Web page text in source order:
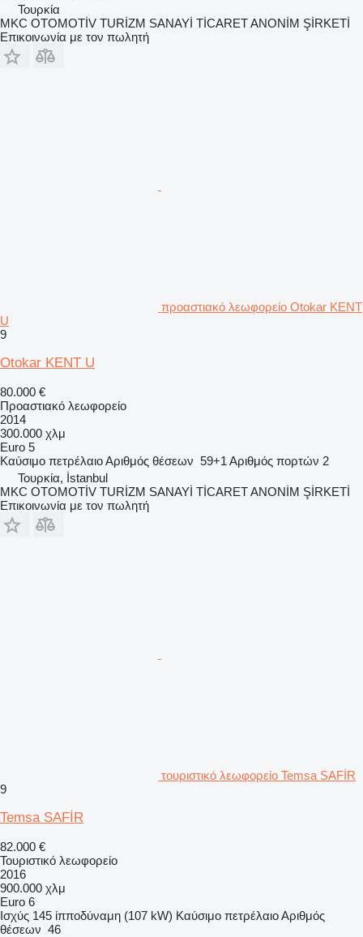
Τουρκία
MKC OTOMOTİV TURİZM SANAYİ TİCARET ANONİM ŞİRKETİ
Επικοινωνία με τον πωλητή
προαστιακό λεωφορείο Otokar KENT
U
9
Otokar KENT U
80.000 €
Προαστιακό λεωφορείο
2014
300.000 χλμ
Euro 5
Καύσιμο πετρέλαιοΑριθμός θέσεων 59+1 Αριθμός πορτών 2
Τουρκία, İstanbul
MKC OTOMOTİV TURİZM SANAYİ TİCARET ANONİM ŞİRKETİ
Επικοινωνία με τον πωλητή
τουριστικό λεωφορείο Temsa SAFİR
9
Temsa SAFİR
82.000 €
Τουριστικό λεωφορείο
2016
900.000 χλμ
Euro 6
Ισχύς 145 ίπποδύναμη (107 kW) Καύσιμο πετρέλαιοΑριθμός
θέσεων 46